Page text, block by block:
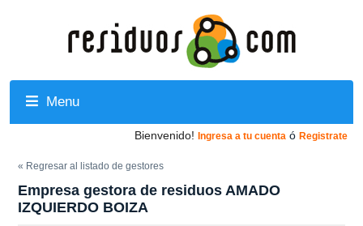
Menu
Bienvenido! Ingresa a tu cuenta ó Registrate
« Regresar al listado de gestores
Empresa gestora de residuos AMADO
IZQUIERDO BOIZA